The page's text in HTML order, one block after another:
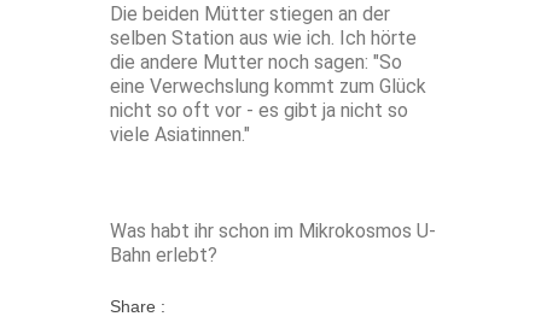
Die beiden Mütter stiegen an der
selben Station aus wie ich. Ich hörte
die andere Mutter noch sagen: "So
eine Verwechslung kommt zum Glück
nicht so oft vor - es gibt ja nicht so
viele Asiatinnen."
Was habt ihr schon im Mikrokosmos U-
Bahn erlebt?
Share :